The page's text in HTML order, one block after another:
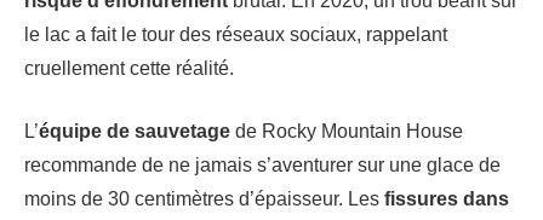
le lac a fait le tour des réseaux sociaux, rappelant
cruellement cette réalité.
L’équipe de sauvetage de Rocky Mountain House
recommande de ne jamais s’aventurer sur une glace de
moins de 30 centimètres d’épaisseur. Les fissures dans